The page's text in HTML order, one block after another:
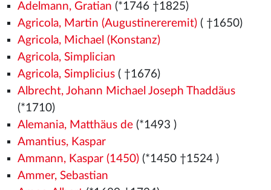
Adelmann, Gratian (*1746 †1825)
Agricola, Martin (Augustinereremit)( †1650)
Agricola, Michael (Konstanz)
Agricola, Simplician
Agricola, Simplicius( †1676)
Albrecht, Johann Michael Joseph Thaddäus
(*1710)
Alemania, Matthäus de(*1493 )
Amantius, Kaspar
Ammann, Kaspar (1450)(*1450 †1524 )
Ammer, Sebastian